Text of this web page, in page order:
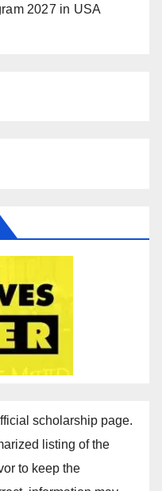
2027 in USA
scholarship page.
listing of the
to keep the